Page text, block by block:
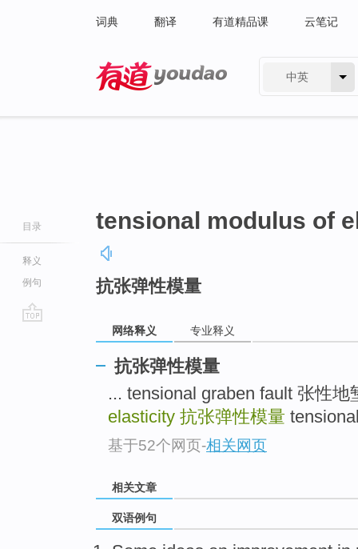
词典 翻译 有道精品课 云笔记
中英
目录
释义
例句
tensional modulus of
抗张弹性模量
网络释义 专业释义
抗张弹性模量
... tensional graben fault 张性
elasticity 抗张弹性模量
基于52个网页-相关网页
相关文章
双语例句